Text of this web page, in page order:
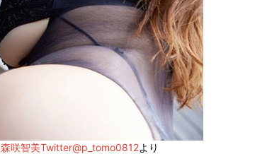
森咲智美Twitter@p_tomo0812より